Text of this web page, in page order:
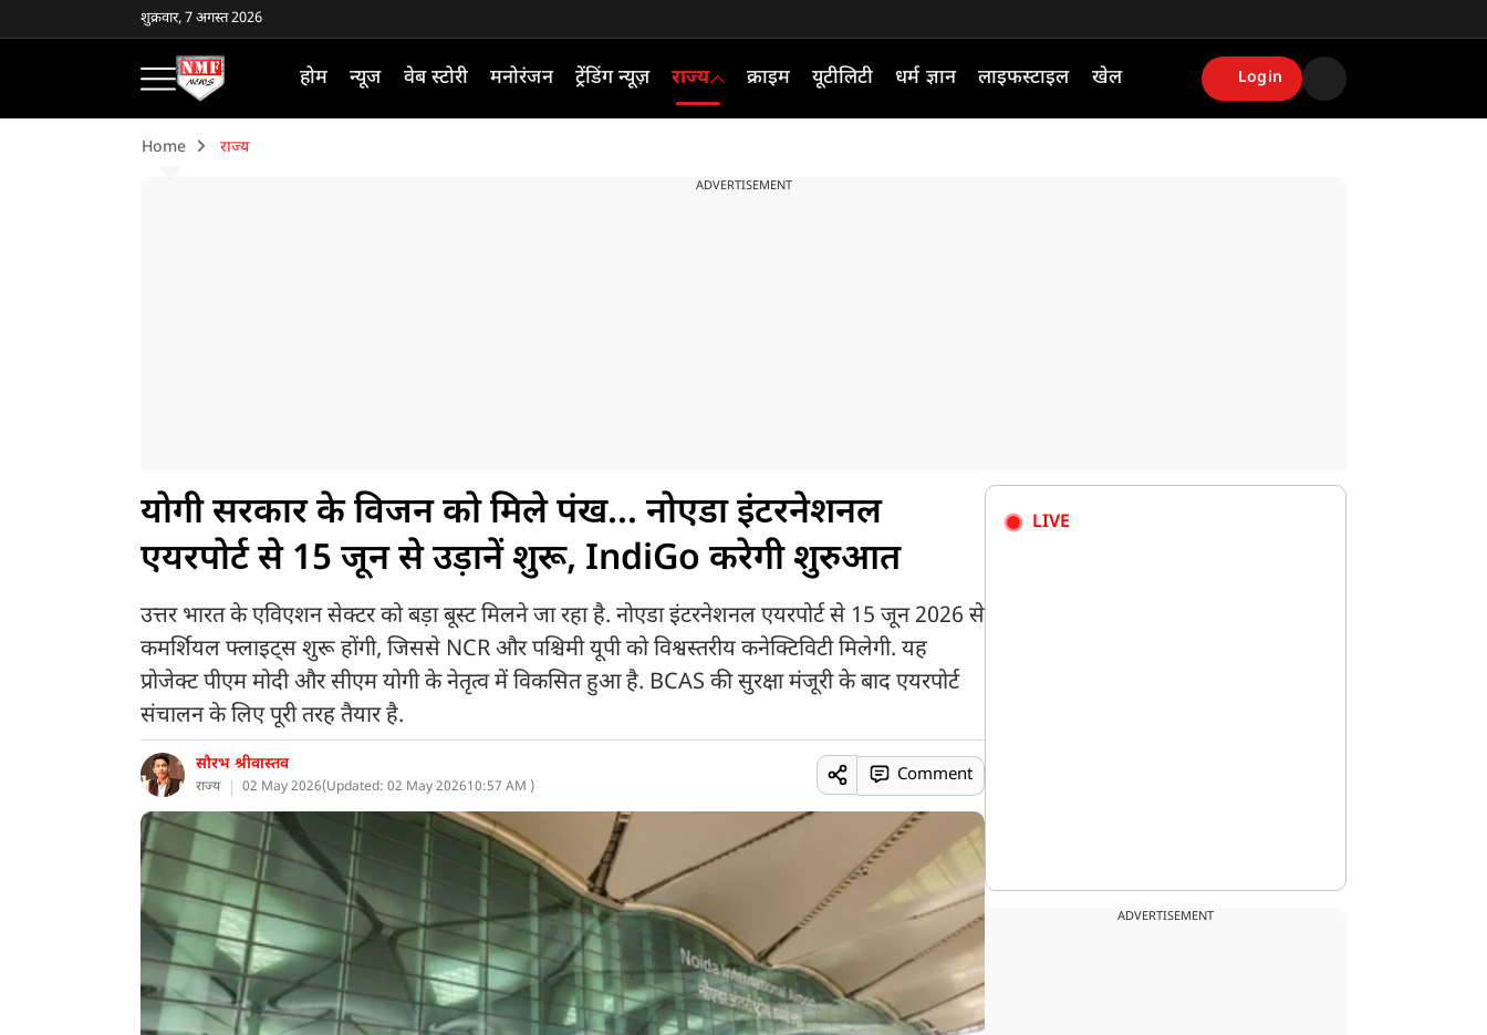
शुक्रवार, 7 अगस्त 2026
होम न्यूज वेब स्टोरी मनोरंजन ट्रेंडिंग न्यूज़ राज्य क्राइम यूटीलिटी धर्म ज्ञान लाइफस्टाइल खेल Login
Home राज्य
ADVERTISEMENT
योगी सरकार के विजन को मिले पंख... नोएडा इंटरनेशनल
एयरपोर्ट से 15 जून से उड़ानें शुरू, IndiGo करेगी शुरुआत
उत्तर भारत के एविएशन सेक्टर को बड़ा बूस्ट मिलने जा रहा है. नोएडा इंटरनेशनल एयरपोर्ट से 15 जून 2026 से
कमर्शियल फ्लाइट्स शुरू होंगी, जिससे NCR और पश्चिमी यूपी को विश्वस्तरीय कनेक्टिविटी मिलेगी. यह
प्रोजेक्ट पीएम मोदी और सीएम योगी के नेतृत्व में विकसित हुआ है. BCAS की सुरक्षा मंजूरी के बाद एयरपोर्ट
संचालन के लिए पूरी तरह तैयार है.
सौरभ श्रीवास्तव
राज्य 02 May 2026(Updated: 02 May 202610:57 AM )
Comment
LIVE
ADVERTISEMENT